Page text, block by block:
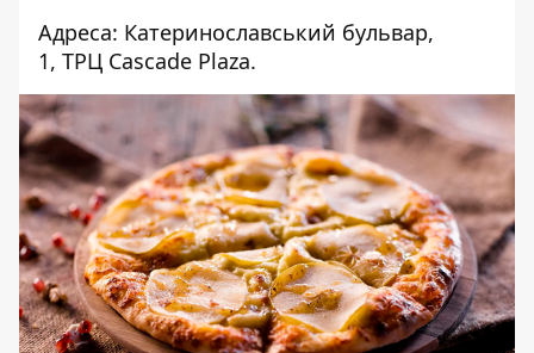
Адреса: Катеринославський бульвар,
1, ТРЦ Cascade Plaza.